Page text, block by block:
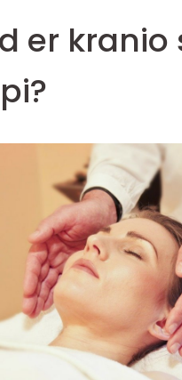
er kranio